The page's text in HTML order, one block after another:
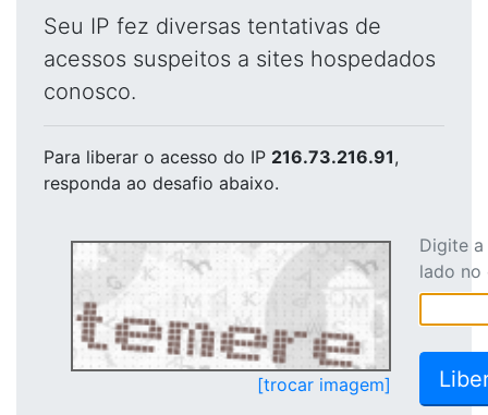
Seu IP fez diversas tentativas de
acessos suspeitos a sites hospedados
conosco.
Para liberar o acesso do IP 216.73.216.91,
responda ao desafio abaixo.
[trocar imagem]
Digite
lado no